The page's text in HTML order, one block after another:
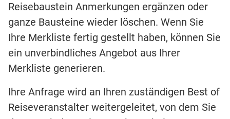
Reisebaustein Anmerkungen ergänzen oder
ganze Bausteine wieder löschen. Wenn Sie
Ihre Merkliste fertig gestellt haben, können Sie
ein unverbindliches Angebot aus Ihrer
Merkliste generieren.
Ihre Anfrage wird an Ihren zuständigen Best of
Reiseveranstalter weitergeleitet, von dem Sie